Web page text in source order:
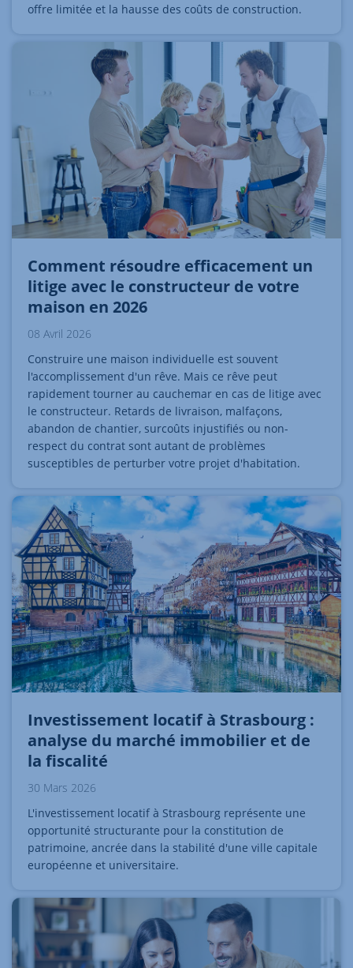
offre limitée et la hausse des coûts de construction.
Comment résoudre efficacement un
litige avec le constructeur de votre
maison en 2026
08 Avril 2026
Construire une maison individuelle est souvent
l'accomplissement d'un rêve. Mais ce rêve peut
rapidement tourner au cauchemar en cas de litige avec
le constructeur. Retards de livraison, malfaçons,
abandon de chantier, surcoûts injustifiés ou non-
respect du contrat sont autant de problèmes
susceptibles de perturber votre projet d'habitation.
Investissement locatif à Strasbourg :
analyse du marché immobilier et de
la fiscalité
30 Mars 2026
L'investissement locatif à Strasbourg représente une
opportunité structurante pour la constitution de
patrimoine, ancrée dans la stabilité d'une ville capitale
européenne et universitaire.